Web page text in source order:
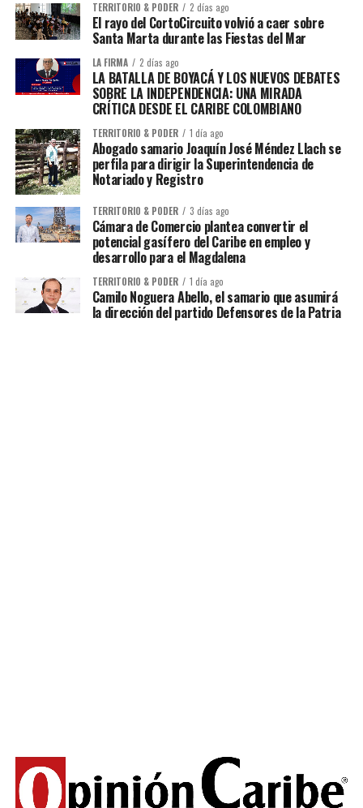
TERRITORIO & PODER 2 días ago
El rayo del CortoCircuito volvió a caer sobre
Santa Marta durante las Fiestas del Mar
LA FIRMA 2 días ago
LA BATALLA DE BOYACÁ Y LOS NUEVOS DEBATES
SOBRE LA INDEPENDENCIA: UNA MIRADA
CRÍTICA DESDE EL CARIBE COLOMBIANO
TERRITORIO & PODER 1 día ago
Abogado samario Joaquín José Méndez Llach se
perfila para dirigir la Superintendencia de
Notariado y Registro
TERRITORIO & PODER 3 días ago
Cámara de Comercio plantea convertir el
potencial gasífero del Caribe en empleo y
desarrollo para el Magdalena
TERRITORIO & PODER 1 día ago
Camilo Noguera Abello, el samario que asumirá
la dirección del partido Defensores de la Patria